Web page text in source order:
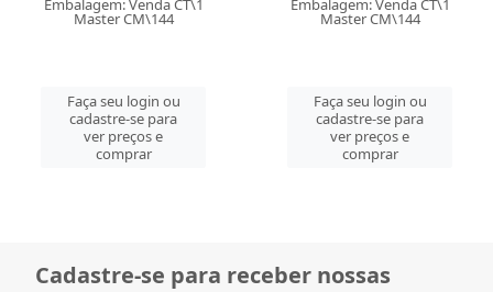
Embalagem: Venda CT\1
Master CM\144
Faça seu login ou
cadastre-se para
ver preços e
comprar
Embalagem: Venda CT\1
Master CM\144
Faça seu login ou
cadastre-se para
ver preços e
comprar
Cadastre-se para receber nossas